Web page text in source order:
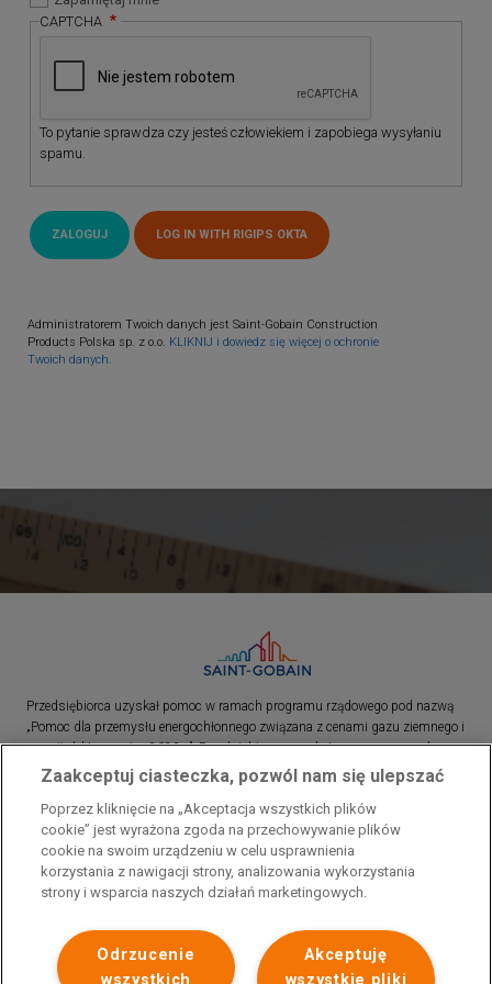
CAPTCHA
To pytanie sprawdza czy jesteś człowiekiem i zapobiega wysyłaniu
spamu.
Administratorem Twoich danych jest Saint-Gobain Construction
Products Polska sp. z o.o. KLIKNIJ i dowiedz się więcej o ochronie
Twoich danych.
Przedsiębiorca uzyskał pomoc w ramach programu rządowego pod nazwą
„Pomoc dla przemysłu energochłonnego związana z cenami gazu ziemnego i
energii elektrycznej w 2023 r.”. Przedsiębiorca uzyskał pomoc w ramach
programu rządowego pod nazwą: „Pomoc dla sektorów energochłonnych
związana z nagłymi wzrostami cen gazu ziemnego i energii elektrycznej w
2022 r.”
Zaakceptuj ciasteczka, pozwól nam się ulepszać
Poprzez kliknięcie na „Akceptacja wszystkich plików
cookie” jest wyrażona zgoda na przechowywanie plików
cookie na swoim urządzeniu w celu usprawnienia
korzystania z nawigacji strony, analizowania wykorzystania
strony i wsparcia naszych działań marketingowych.
Akceptuję
wszystkie pliki
Odrzucenie
wszystkich